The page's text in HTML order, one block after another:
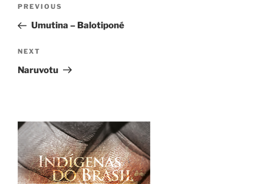
Previous
Post
PREVIOUS
Umutina – Balotiponé
Next
Post
NEXT
Naruvotu